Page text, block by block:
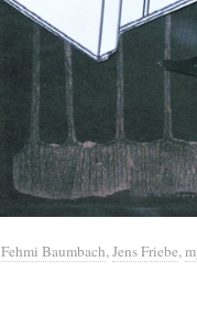
Fehmi Baumbach,Jens Friebe,